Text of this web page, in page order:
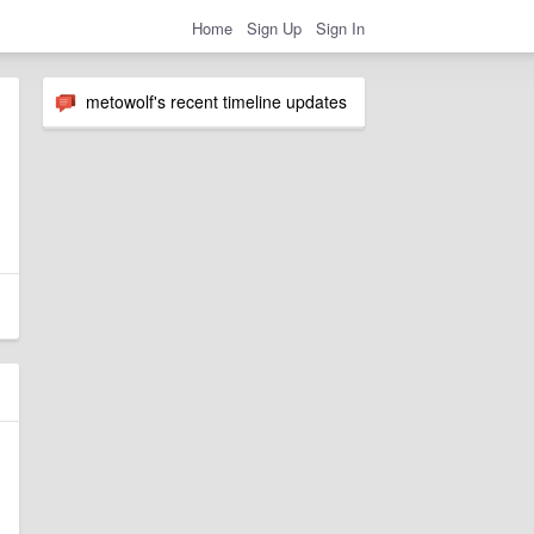
Home Sign Up Sign In
metowolf's recent timeline updates